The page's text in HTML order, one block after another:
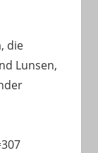
die
Lunsen,